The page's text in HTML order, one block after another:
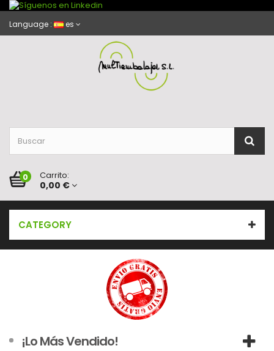
Language : es
0 Carrito:
0,00 €
CATEGORY
¡Lo Más Vendido!